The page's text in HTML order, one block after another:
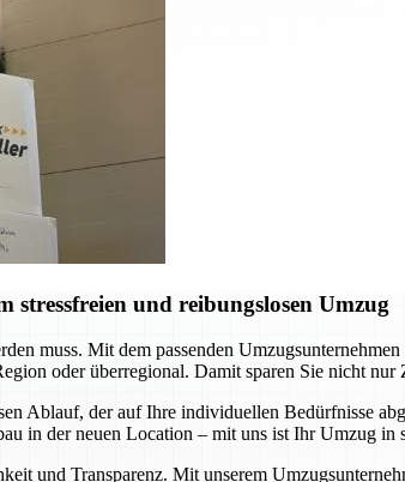
und reibungslosen Umzug
muss. Mit dem passenden
oder überregional. Damit sparen Sie nicht nur
Ablauf, der auf Ihre individuellen Bedürfnisse
in der neuen Location – mit uns ist Ihr Umzug in
und Transparenz. Mit unserem